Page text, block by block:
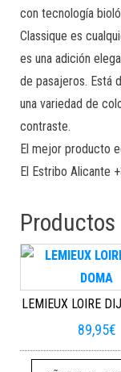
con tecnología
Classique es
es una adición
de pasajeros. Está
una variedad de
contraste.
El mejor producto
El Estribo Alicante
LEMIEUX LOIRE
89,95€